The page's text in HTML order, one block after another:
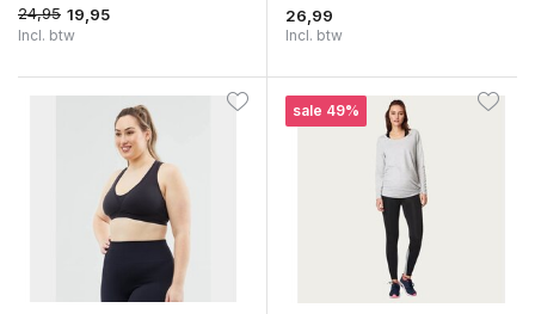
24,95 19,95
Incl. btw
26,99
Incl. btw
sale 49%